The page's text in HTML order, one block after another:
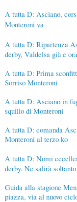
A tutta D: Asciano,
Monteroni va
A tutta D: Ripartenza
derby, Valdelsa giù e
A tutta D: Prima
Sorriso Monteroni
A tutta D: Asciano in
squillo di Monteroni
A tutta D: comanda
Monteroni al terzo ko
A tutta D: Nomi
derby. Ne salirà soltanto
Guida alla stagione
piazza, via al nuovo